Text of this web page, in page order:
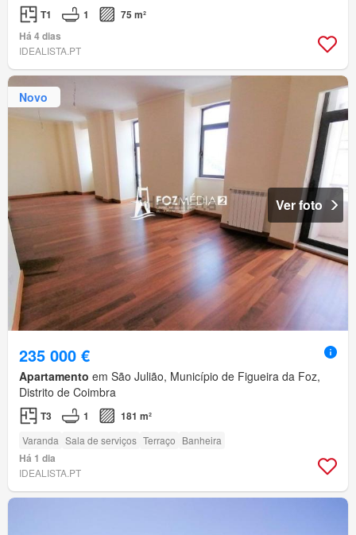
T1 1
75 m²
Há 4 dias
IDEALISTA.PT
Novo
Ver foto
235 000 €
Apartamento em São Julião, Município de Figueira da Foz,
Distrito de Coimbra
T3 1 181 m²
Varanda Sala de serviços Terraço Banheira
Há 1 dia
IDEALISTA.PT